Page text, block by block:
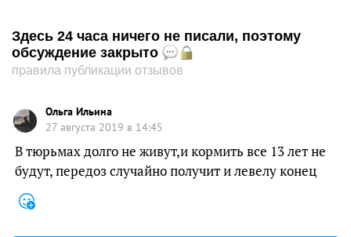
Здесь 24 часа ничего не писали, поэтому
обсуждение закрыто
правила публикации отзывов
Ольга Ильина
27 августа 2019 в 14:45
В тюрьмах долго не живут,и кормить все 13 лет не
будут, передоз случайно получит и левелу конец